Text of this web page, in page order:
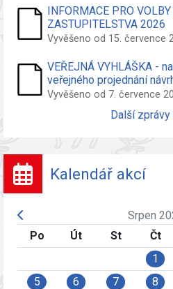
INFORMACE PRO
ZASTUPITELSTVA 2026
Vyvěšeno od 15. července
VEŘEJNÁ VYHLÁŠKA -
veřejného projednání
Vyvěšeno od 7. července
Další zprávy
Kalendář akcí
Srpen
Po
Út St Čt
1
5
6 7 8